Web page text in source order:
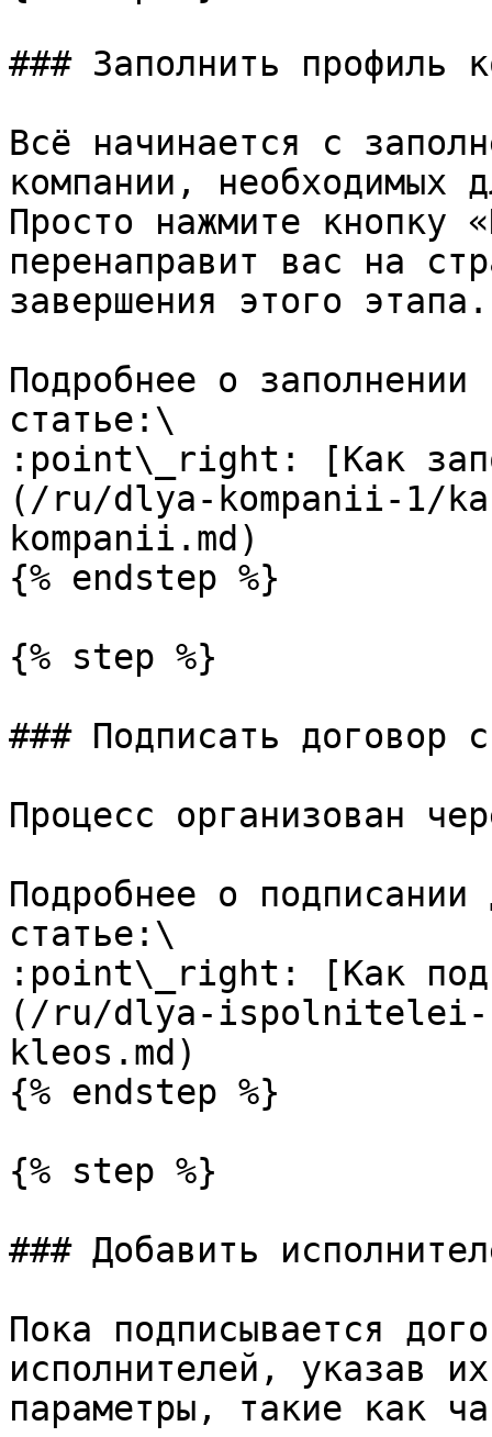
### Заполнить профиль
Всё начинается с
компании, необходимых
Просто нажмите кнопку
перенаправит вас на
завершения этого этапа.
Подробнее о
статье:\
:point\_right: [Как
(/ru/dlya-kompanii-1/
kompanii.md)
{% endstep %}
{% step %}
### Подписать договор
Процесс организован
Подробнее о
статье:\
:point\_right: [Как
(/ru/dlya-ispolnitelei-
kleos.md)
{% endstep %}
{% step %}
### Добавить
Пока подписывается
исполнителей, указав
параметры, такие как